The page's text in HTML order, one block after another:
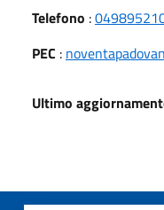
Telefono :
PEC :
Ultimo